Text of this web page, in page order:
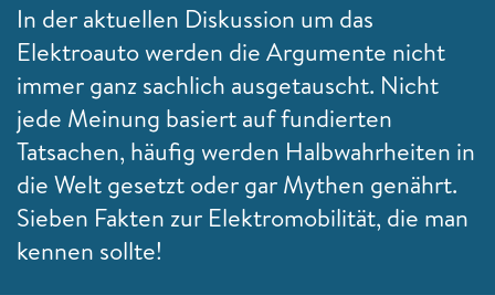
In der aktuellen Diskussion um das
Elektroauto werden die Argumente nicht
immer ganz sachlich ausgetauscht. Nicht
jede Meinung basiert auf fundierten
Tatsachen, häufig werden Halbwahrheiten in
die Welt gesetzt oder gar Mythen genährt.
Sieben Fakten zur Elektromobilität, die man
kennen sollte!